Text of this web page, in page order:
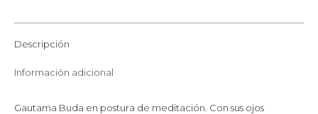
Descripción
Información adicional
Gautama Buda en postura de meditación. Con sus ojos